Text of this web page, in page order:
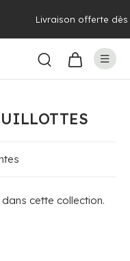
dès 100€ d'achat
cette collection.